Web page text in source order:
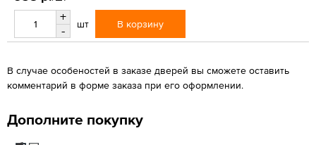
+
-
шт В корзину
В случае особеностей в заказе дверей вы сможете оставить
комментарий в форме заказа при его оформлении.
Дополните покупку